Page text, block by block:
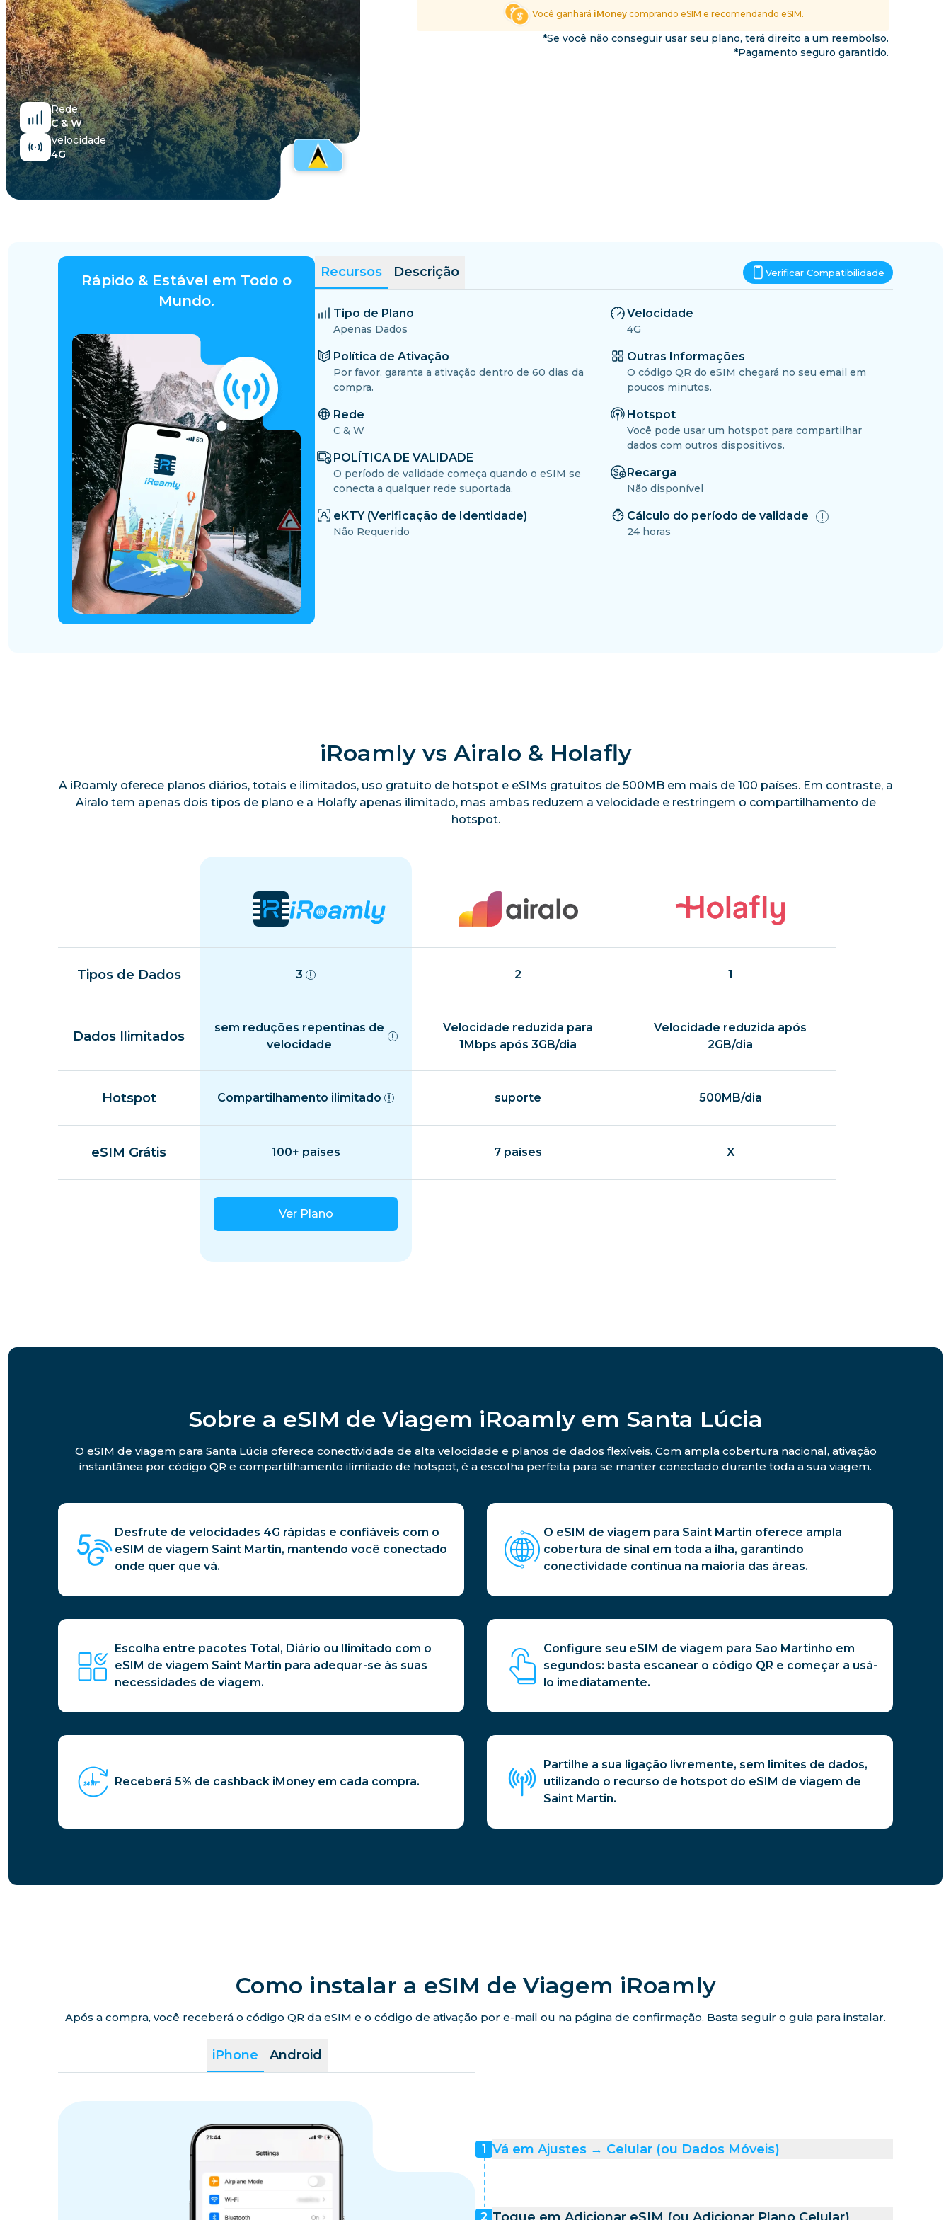
Explore Todos os Destinos
Rede
C & W
Velocidade
4G
Você ganhará iMoneycomprando eSIM e recomendando eSIM.
*Se você não conseguir usar seu plano, terá direito a um reembolso.
*Pagamento seguro garantido.
Rápido & Estável em Todo o
Mundo.
Recursos Descrição Verificar Compatibilidade
Tipo de Plano
Apenas Dados
Política de Ativação
Por favor, garanta a ativação dentro de 60 dias da
compra.
Rede
C & W
POLÍTICA DE VALIDADE
O período de validade começa quando o eSIM se
conecta a qualquer rede suportada.
eKTY (Verificação de Identidade)
Não Requerido
Velocidade
4G
Outras Informações
O código QR do eSIM chegará no seu email em
poucos minutos.
Hotspot
Você pode usar um hotspot para compartilhar
dados com outros dispositivos.
Recarga
Não disponível
Cálculo do período de validade
24 horas
iRoamly vs Airalo & Holafly
A iRoamly oferece planos diários, totais e ilimitados, uso gratuito de hotspot e eSIMs gratuitos de 500MB em mais de 100 países. Em contraste, a
Airalo tem apenas dois tipos de plano e a Holafly apenas ilimitado, mas ambas reduzem a velocidade e restringem o compartilhamento de
hotspot.
Tipos de Dados 3 2 1
Dados Ilimitados
sem reduções repentinas de
velocidade
Velocidade reduzida para
1Mbps após 3GB/dia
Velocidade reduzida após
2GB/dia
Hotspot Compartilhamento ilimitado suporte 500MB/dia
eSIM Grátis 100+ países 7 países X
Ver Plano
Sobre a eSIM de Viagem iRoamly em Santa Lúcia
O eSIM de viagem para Santa Lúcia oferece conectividade de alta velocidade e planos de dados flexíveis. Com ampla cobertura nacional, ativação
instantânea por código QR e compartilhamento ilimitado de hotspot, é a escolha perfeita para se manter conectado durante toda a sua viagem.
Desfrute de velocidades 4G rápidas e confiáveis com o
eSIM de viagem Saint Martin, mantendo você conectado
onde quer que vá.
O eSIM de viagem para Saint Martin oferece ampla
cobertura de sinal em toda a ilha, garantindo
conectividade contínua na maioria das áreas.
Escolha entre pacotes Total, Diário ou Ilimitado com o
eSIM de viagem Saint Martin para adequar-se às suas
necessidades de viagem.
Configure seu eSIM de viagem para São Martinho em
segundos: basta escanear o código QR e começar a usá-
lo imediatamente.
Receberá 5% de cashback iMoney em cada compra.
Partilhe a sua ligação livremente, sem limites de dados,
utilizando o recurso de hotspot do eSIM de viagem de
Saint Martin.
Como instalar a eSIM de Viagem iRoamly
Após a compra, você receberá o código QR da eSIM e o código de ativação por e-mail ou na página de confirmação. Basta seguir o guia para instalar.
iPhone Android
1 Vá em Ajustes → Celular (ou Dados Móveis)
2 Toque em Adicionar eSIM (ou Adicionar Plano Celular)